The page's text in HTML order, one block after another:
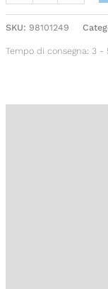
SKU: 98101249
Tempo di consegna: 3 -